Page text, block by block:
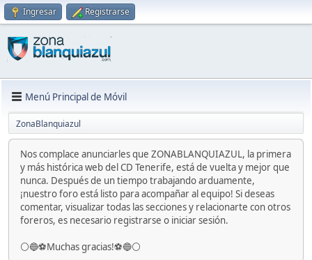
Ingresar Registrarse
Menú Principal de Móvil
ZonaBlanquiazul
Nos complace anunciarles que ZONABLANQUIAZUL, la primera
y más histórica web del CD Tenerife, está de vuelta y mejor que
nunca. Después de un tiempo trabajando arduamente,
¡nuestro foro está listo para acompañar al equipo! Si deseas
comentar, visualizar todas las secciones y relacionarte con otros
foreros, es necesario registrarse o iniciar sesión.
⚪️🔵⚽️Muchas gracias!⚽️🔵⚪️